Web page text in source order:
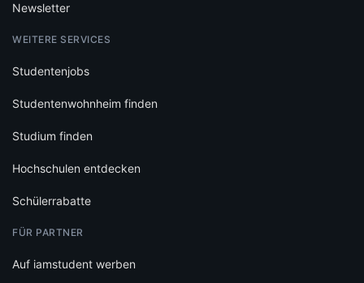
Newsletter
WEITERE SERVICES
Studentenjobs
Studentenwohnheim finden
Studium finden
Hochschulen entdecken
Schülerrabatte
FÜR PARTNER
Auf iamstudent werben